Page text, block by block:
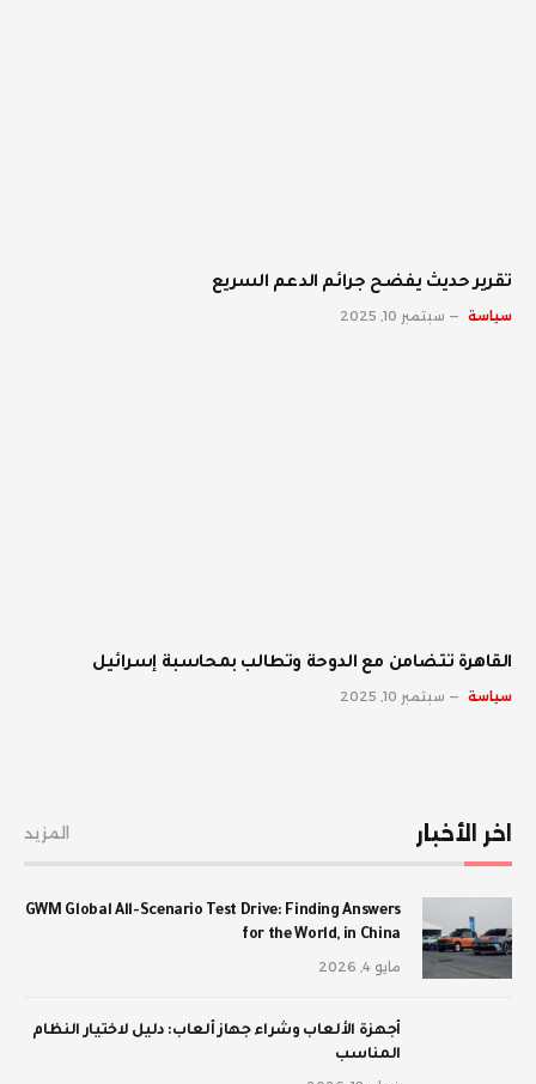
تقرير حديث يفضح جرائم الدعم السريع
سياسة سبتمبر 10, 2025
القاهرة تتضامن مع الدوحة وتطالب بمحاسبة إسرائيل
سياسة سبتمبر 10, 2025
اخر الأخبار المزيد
GWM Global All-Scenario Test Drive: Finding Answers
for the World, in China
مايو 4, 2026
أجهزة الألعاب وشراء جهاز ألعاب: دليل لاختيار النظام
المناسب